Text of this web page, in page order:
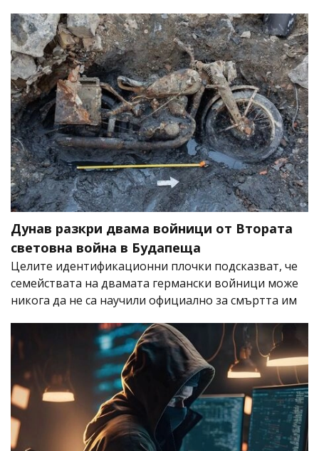
Дунав разкри двама войници от Втората
световна война в Будапеща
Целите идентификационни плочки подсказват, че
семействата на двамата германски войници може
никога да не са научили официално за смъртта им